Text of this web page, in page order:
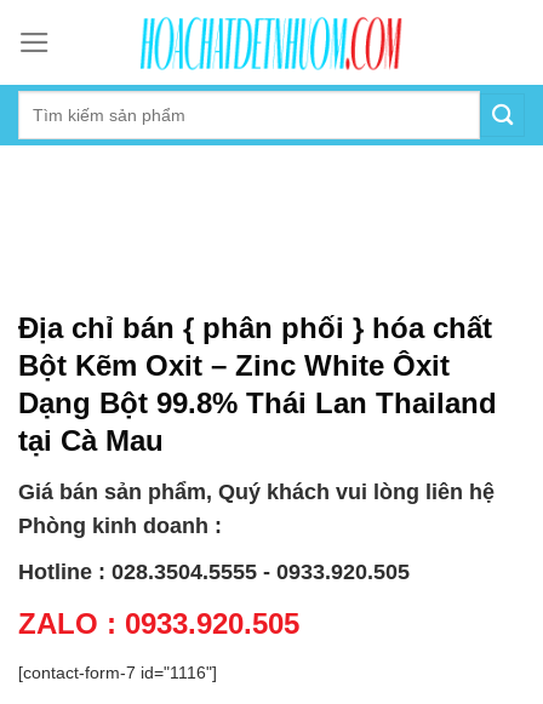
content
Địa chỉ bán { phân phối } hóa chất
Bột Kẽm Oxit – Zinc White Ôxit
Dạng Bột 99.8% Thái Lan Thailand
tại Cà Mau
Giá bán sản phẩm, Quý khách vui lòng liên hệ
Phòng kinh doanh :
Hotline : 028.3504.5555 - 0933.920.505
ZALO : 0933.920.505
[contact-form-7 id="1116"]